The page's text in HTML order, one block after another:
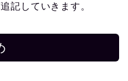
記していきます。